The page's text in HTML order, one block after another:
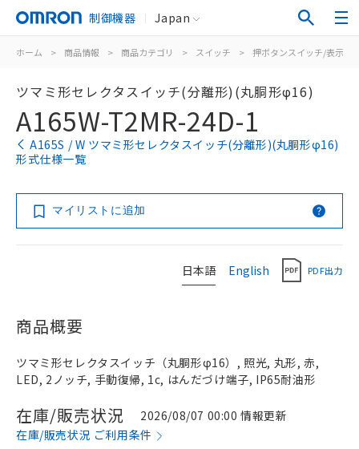
制御機器 Japan
ホーム > 商品情報 > 商品カテゴリ > スイッチ > 押ボタンスイッチ/表示灯
ツマミ形セレクタスイッチ(分離形)(丸胴形φ16)
A165W-T2MR-24D-1
A165S / W ツマミ形セレクタスイッチ(分離形)(丸胴形φ16)
形式仕様一覧
マイリストに追加
日本語 English PDF出力
商品概要
ツマミ形セレクタスイッチ（丸胴形φ16）, 照光, 丸形, 赤,
LED, 2ノッチ, 手動復帰, 1c, はんだづけ端子, IP65耐油形
在庫/販売状況
2026/08/07 00:00 情報更新
在庫/販売状況 ご利用条件